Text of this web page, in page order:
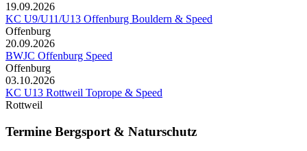
19.09.2026
KC U9/U11/U13 Offenburg Bouldern & Speed
Offenburg
20.09.2026
BWJC Offenburg Speed
Offenburg
03.10.2026
KC U13 Rottweil Toprope & Speed
Rottweil
Termine Bergsport & Naturschutz